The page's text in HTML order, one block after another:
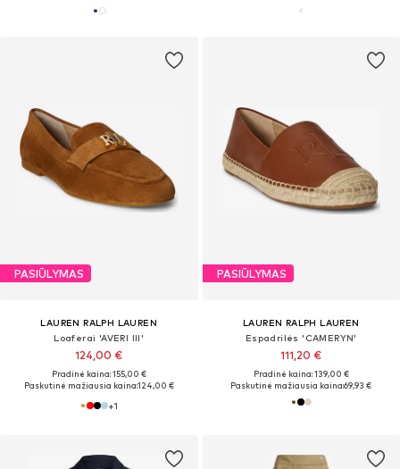
PASIŪLYMAS
LAUREN RALPH LAUREN
Loaferai 'AVERI III'
124,00 €
Pradinė kaina: 155,00 €
Paskutinė mažiausia kaina:124,00 €
+1
PASIŪLYMAS
LAUREN RALPH LAUREN
Espadrilės 'CAMERYN'
111,20 €
Pradinė kaina: 139,00 €
Paskutinė mažiausia kaina:69,93 €